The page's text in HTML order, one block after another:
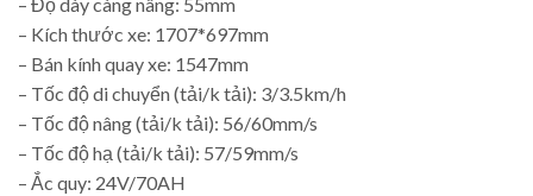
– Kích thước xe: 1707*697mm
– Bán kính quay xe: 1547mm
– Tốc độ di chuyển (tải/k tải): 3/3.5km/h
– Tốc độ nâng (tải/k tải): 56/60mm/s
– Tốc độ hạ (tải/k tải): 57/59mm/s
– Ắc quy: 24V/70AH